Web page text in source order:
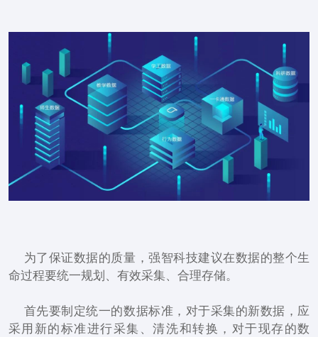
为了保证数据的质量，强智科技建议在数据的整个生
命过程要统一规划、有效采集、合理存储。
首先要制定统一的数据标准，对于采集的新数据，应
采用新的标准进行采集、清洗和转换，对于现存的数